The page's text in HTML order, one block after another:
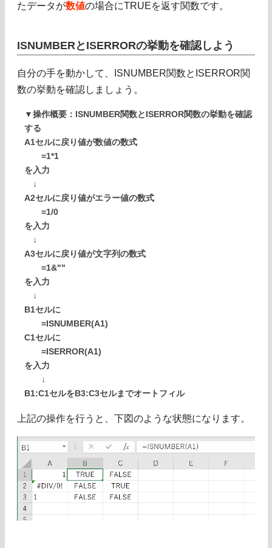
たデータが数値の場合にTRUEを返す関数です。
ISNUMBERとISERRORの挙動を確認しよう
自分の手を動かして、ISNUMBER関数とISERROR関
数の挙動を確認しましょう。
▼操作概要：ISNUMBER関数とISERROR関数の挙動を確認
する
A1セルに戻り値が数値の数式
=1*1
を入力
↓
A2セルに戻り値がエラー値の数式
=1/0
を入力
↓
A3セルに戻り値が文字列の数式
=1&""
を入力
↓
B1セルに
=ISNUMBER(A1)
C1セルに
=ISERROR(A1)
を入力
↓
B1:C1セルをB3:C3セルまでオートフィル
上記の操作を行うと、下図のような状態になります。